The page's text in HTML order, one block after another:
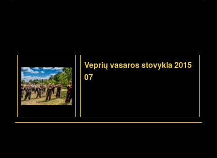
Veprių vasaros stovykla 2015
07